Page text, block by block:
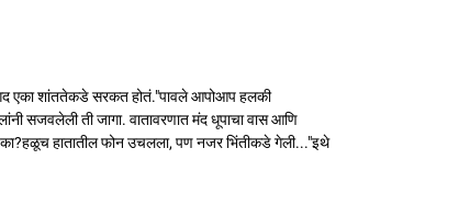
एका शांततेकडे सरकत होतं."पावले आपोआप हलकी
सजवलेली ती जागा. वातावरणात मंद धूपाचा वास आणि
का?हळूच हातातील फोन उचलला, पण नजर भिंतीकडे गेली..."इथे